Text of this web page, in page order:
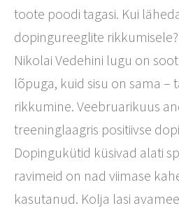
toote poodi tagasi. Kui
dopingureeglite rikkumisele?
Nikolai Vedehini lugu on
lõpuga, kuid sisu on sama –
rikkumine. Veebruarikuus
treeninglaagris positiivse
Dopingukütid küsivad alati
ravimeid on nad viimase
kasutanud. Kolja lasi